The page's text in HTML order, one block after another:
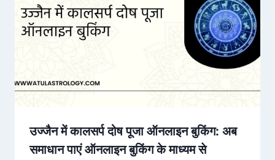
उज्जैन में कालसर्प दोष पूजा ऑनलाइन बुकिंग: अब
समाधान पाएं ऑनलाइन बुकिंग के माध्यम से